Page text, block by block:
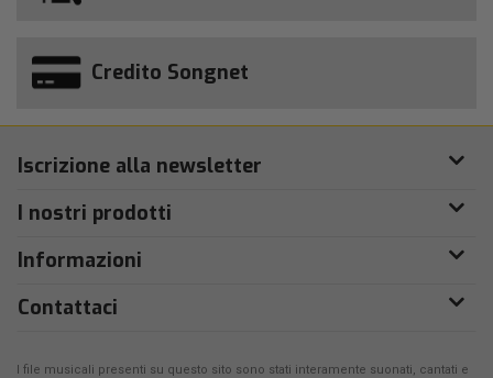
Credito Songnet
Iscrizione alla newsletter
I nostri prodotti
Informazioni
Contattaci
I file musicali presenti su questo sito sono stati interamente suonati, cantati e